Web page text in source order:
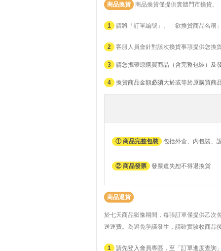
商品換貨 商品換貨僅提供實體門市換貨。
1 請將「訂單編號」、「欲換貨商品名稱
2 客服人員會針對該次換貨事項提供您換
3 請您攜帶原購買商品（含完整包裝）及
4 換貨商品金額必須大於或等於原購買商
① 商品完整包裝 包括外盒、內包裝、
② 商品發票 發票遺失恕不得退換貨
商品退貨
於七天商品猶豫期間，每張訂單僅提供乙次
送運費。 為避免爭議發生，請確實驗收商品
1 請先登入會員專區，至「訂單進度查詢